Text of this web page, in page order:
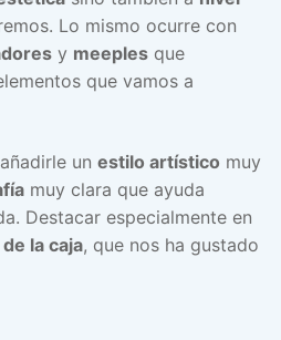
Lo mismo ocurre con
y meeples que
que vamos a
un estilo artístico muy
muy clara que ayuda
Destacar especialmente en
la caja, que nos ha gustado